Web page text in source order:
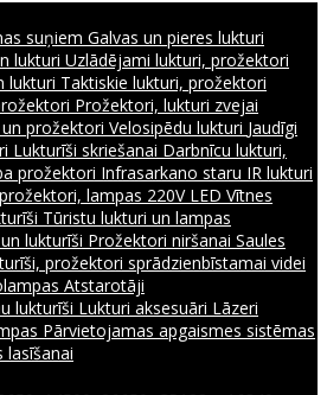
suņiem Galvas un pieres lukturi
lukturi Uzlādējami lukturi, prožektori
lukturi Taktiskie lukturi, prožektori
Prožektori, lukturi zvejai
prožektori Velosipēdu lukturi Jaudīgi
Lukturīši skriešanai Darbnīcu lukturi,
prožektori Infrasarkano staru IR lukturi
lampas 220V LED Vītnes
Tūristu lukturi un lampas
lukturīši Prožektori niršanai Saules
prožektori sprādzienbīstamai videi
Atstarotāji
lukturīši Lukturi aksesuāri Lāzeri
Pārvietojamas apgaismes sistēmas
lasīšanai